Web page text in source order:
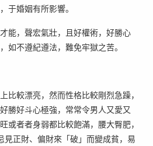
于婚姻有所影響。
，聲宏氣壯，且好權術，好勝心
如不遵紀遵法，難免牢獄之苦。
較漂亮，然而性格比較剛烈急躁，
勝好斗心極強，常常令男人又愛又
或者者身弱都比較飽滿，腰大臀肥，
見正財、偏財來「破」而變成貧，易